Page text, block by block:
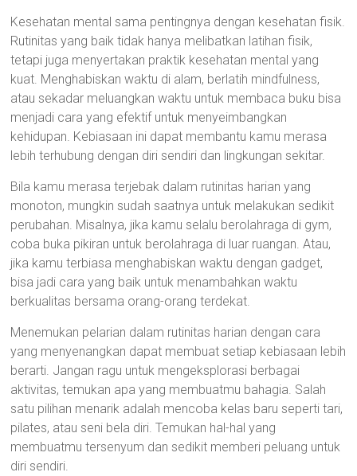
Kesehatan mental sama pentingnya dengan kesehatan fisik.
Rutinitas yang baik tidak hanya melibatkan latihan fisik,
tetapi juga menyertakan praktik kesehatan mental yang
kuat. Menghabiskan waktu di alam, berlatih mindfulness,
atau sekadar meluangkan waktu untuk membaca buku bisa
menjadi cara yang efektif untuk menyeimbangkan
kehidupan. Kebiasaan ini dapat membantu kamu merasa
lebih terhubung dengan diri sendiri dan lingkungan sekitar.
Bila kamu merasa terjebak dalam rutinitas harian yang
monoton, mungkin sudah saatnya untuk melakukan sedikit
perubahan. Misalnya, jika kamu selalu berolahraga di gym,
coba buka pikiran untuk berolahraga di luar ruangan. Atau,
jika kamu terbiasa menghabiskan waktu dengan gadget,
bisa jadi cara yang baik untuk menambahkan waktu
berkualitas bersama orang-orang terdekat.
Menemukan pelarian dalam rutinitas harian dengan cara
yang menyenangkan dapat membuat setiap kebiasaan lebih
berarti. Jangan ragu untuk mengeksplorasi berbagai
aktivitas, temukan apa yang membuatmu bahagia. Salah
satu pilihan menarik adalah mencoba kelas baru seperti tari,
pilates, atau seni bela diri. Temukan hal-hal yang
membuatmu tersenyum dan sedikit memberi peluang untuk
diri sendiri.